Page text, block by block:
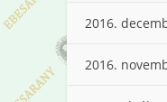
2016.
2016.